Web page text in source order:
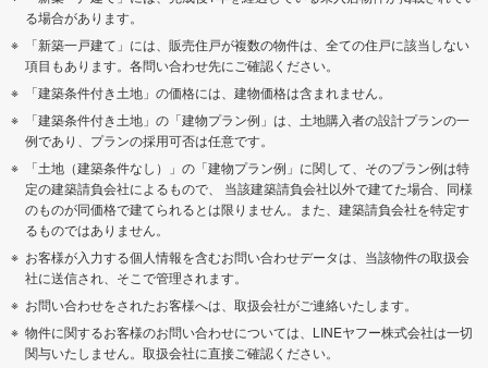
る場合があります。
「新築一戸建て」には、販売住戸が複数の物件は、全ての住戸に該当しない
項目もあります。各問い合わせ先にご確認ください。
「建築条件付き土地」の価格には、建物価格は含まれません。
「建築条件付き土地」の「建物プラン例」は、土地購入者の設計プランの一
例であり、プランの採用可否は任意です。
「土地（建築条件なし）」の「建物プラン例」に関して、そのプラン例は特
定の建築請負会社によるもので、 当該建築請負会社以外で建てた場合、同様
のものが同価格で建てられるとは限りません。また、建築請負会社を特定す
るものではありません。
お客様が入力する個人情報を含むお問い合わせデータは、当該物件の取扱会
社に送信され、そこで管理されます。
お問い合わせをされたお客様へは、取扱会社がご連絡いたします。
物件に関するお客様のお問い合わせについては、LINEヤフー株式会社は一切
関与いたしません。取扱会社に直接ご確認ください。